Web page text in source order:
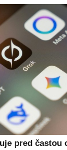
pred častou